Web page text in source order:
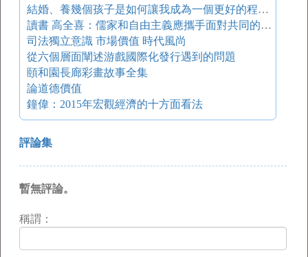
結婚、養幾個孩子是如何讓我成為一個更好的程序員的
讀書 高全喜：儒家和自由主義應攜手面對共同的變革問題
司法獨立意識 市場價值 時代風尚
從六個層面闡述游戲國際化發行遇到的問題
頤和園長廊彩畫故事全集
論道德價值
鐘偉：2015年宏觀經濟的十方面看法
評論集
暫無評論。
稱謂：